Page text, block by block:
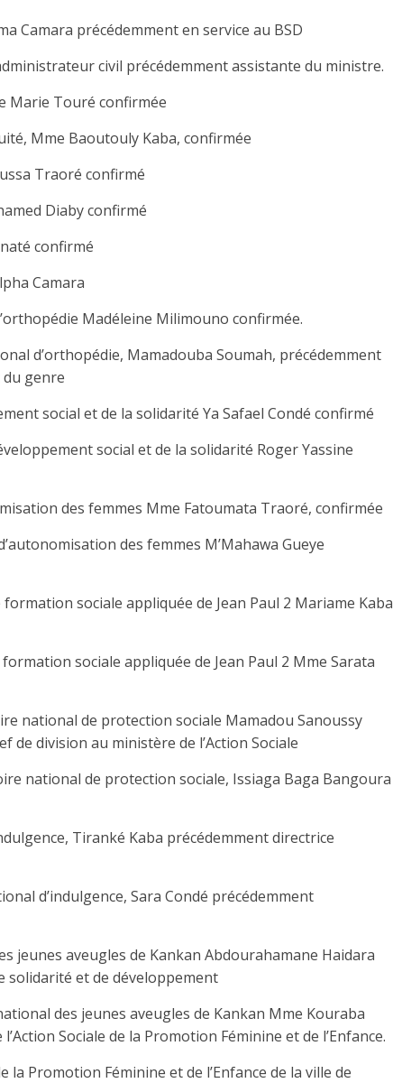
Camara précédemment en service au BSD
civil précédemment assistante du ministre.
Marie Touré confirmée
Mme Baoutouly Kaba, confirmée
Traoré confirmé
Diaby confirmé
confirmé
Camara
Madéleine Milimouno confirmée.
d’orthopédie, Mamadouba Soumah, précédemment
genre
social et de la solidarité Ya Safael Condé confirmé
social et de la solidarité Roger Yassine
des femmes Mme Fatoumata Traoré, confirmée
des femmes M’Mahawa Gueye
sociale appliquée de Jean Paul 2 Mariame Kaba
sociale appliquée de Jean Paul 2 Mme Sarata
national de protection sociale Mamadou Sanoussy
de division au ministère de l’Action Sociale
national de protection sociale, Issiaga Baga Bangoura
Tiranké Kaba précédemment directrice
d’indulgence, Sara Condé précédemment
jeunes aveugles de Kankan Abdourahamane Haidara
solidarité et de développement
des jeunes aveugles de Kankan Mme Kouraba
Sociale de la Promotion Féminine et de l’Enfance.
la Promotion Féminine et de l’Enfance de la ville de